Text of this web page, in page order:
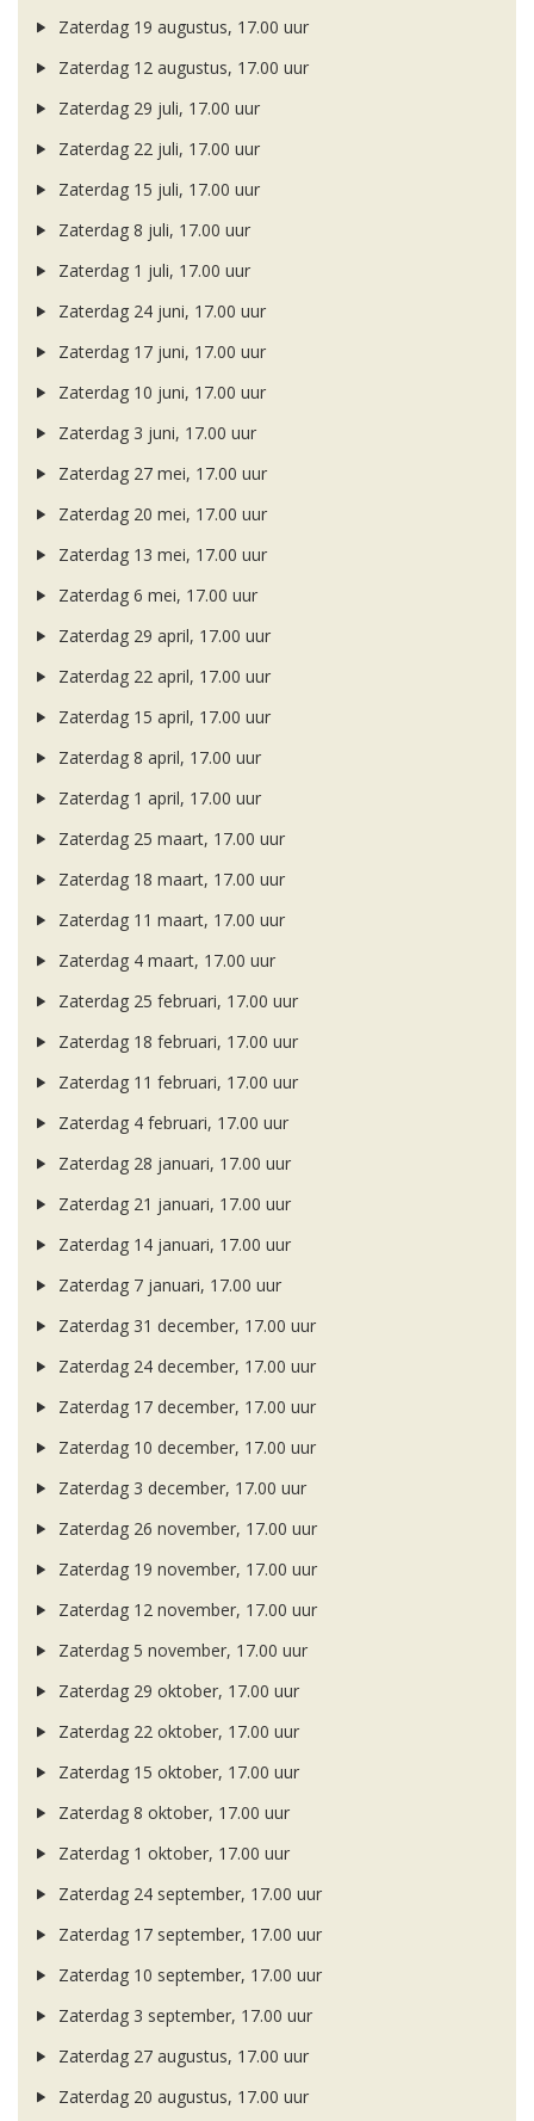
Zaterdag 19 augustus, 17.00 uur
Zaterdag 12 augustus, 17.00 uur
Zaterdag 29 juli, 17.00 uur
Zaterdag 22 juli, 17.00 uur
Zaterdag 15 juli, 17.00 uur
Zaterdag 8 juli, 17.00 uur
Zaterdag 1 juli, 17.00 uur
Zaterdag 24 juni, 17.00 uur
Zaterdag 17 juni, 17.00 uur
Zaterdag 10 juni, 17.00 uur
Zaterdag 3 juni, 17.00 uur
Zaterdag 27 mei, 17.00 uur
Zaterdag 20 mei, 17.00 uur
Zaterdag 13 mei, 17.00 uur
Zaterdag 6 mei, 17.00 uur
Zaterdag 29 april, 17.00 uur
Zaterdag 22 april, 17.00 uur
Zaterdag 15 april, 17.00 uur
Zaterdag 8 april, 17.00 uur
Zaterdag 1 april, 17.00 uur
Zaterdag 25 maart, 17.00 uur
Zaterdag 18 maart, 17.00 uur
Zaterdag 11 maart, 17.00 uur
Zaterdag 4 maart, 17.00 uur
Zaterdag 25 februari, 17.00 uur
Zaterdag 18 februari, 17.00 uur
Zaterdag 11 februari, 17.00 uur
Zaterdag 4 februari, 17.00 uur
Zaterdag 28 januari, 17.00 uur
Zaterdag 21 januari, 17.00 uur
Zaterdag 14 januari, 17.00 uur
Zaterdag 7 januari, 17.00 uur
Zaterdag 31 december, 17.00 uur
Zaterdag 24 december, 17.00 uur
Zaterdag 17 december, 17.00 uur
Zaterdag 10 december, 17.00 uur
Zaterdag 3 december, 17.00 uur
Zaterdag 26 november, 17.00 uur
Zaterdag 19 november, 17.00 uur
Zaterdag 12 november, 17.00 uur
Zaterdag 5 november, 17.00 uur
Zaterdag 29 oktober, 17.00 uur
Zaterdag 22 oktober, 17.00 uur
Zaterdag 15 oktober, 17.00 uur
Zaterdag 8 oktober, 17.00 uur
Zaterdag 1 oktober, 17.00 uur
Zaterdag 24 september, 17.00 uur
Zaterdag 17 september, 17.00 uur
Zaterdag 10 september, 17.00 uur
Zaterdag 3 september, 17.00 uur
Zaterdag 27 augustus, 17.00 uur
Zaterdag 20 augustus, 17.00 uur